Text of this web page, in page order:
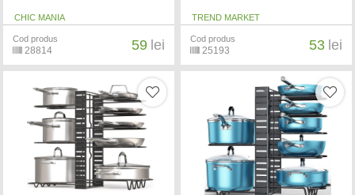
CHIC MANIA
Cod produs
28814 59 lei
TREND MARKET
Cod produs
25193 53 lei